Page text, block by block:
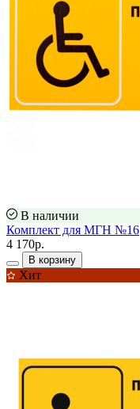
В наличии
Комплект для МГН №16
4 170р.
В корзину
Хит